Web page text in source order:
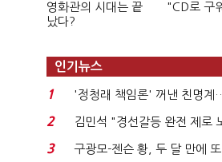
영화관의 시대는 끝
났다?
"CD로 구
인기뉴스
1
'정청래 책임론' 꺼낸 친명계
는 추가투표 때리기...
2
김민석 "경선갈등 완전 제로
청래 "반명 공세 사...
3
구광모-젠슨 황, 두 달 만에